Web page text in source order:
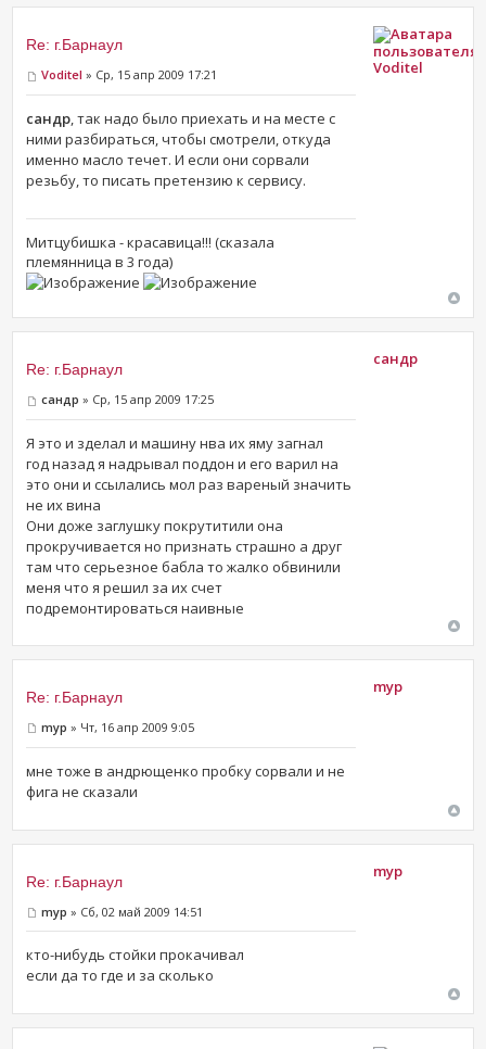
Re: г.Барнаул
Voditel » Ср, 15 апр 2009 17:21
сандр, так надо было приехать и на месте с
ними разбираться, чтобы смотрели, откуда
именно масло течет. И если они сорвали
резьбу, то писать претензию к сервису.
Митцубишка - красавица!!! (сказала
племянница в 3 года)
Voditel
Re: г.Барнаул
сандр » Ср, 15 апр 2009 17:25
Я это и зделал и машину нва их яму загнал
год назад я надрывал поддон и его варил на
это они и ссылались мол раз вареный значить
не их вина
Они доже заглушку покрутитили она
прокручивается но признать страшно а друг
там что серьезное бабла то жалко обвинили
меня что я решил за их счет
подремонтироваться наивные
сандр
Re: г.Барнаул
myp » Чт, 16 апр 2009 9:05
мне тоже в андрющенко пробку сорвали и не
фига не сказали
myp
Re: г.Барнаул
myp » Сб, 02 май 2009 14:51
кто-нибудь стойки прокачивал
если да то где и за сколько
myp